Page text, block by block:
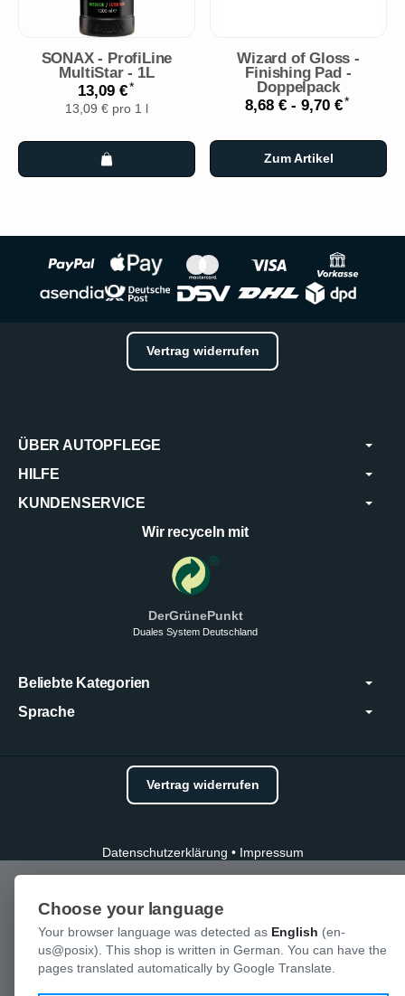
SONAX - ProfiLine
MultiStar - 1L
13,09 €*
13,09 € pro 1 l
Wizard of Gloss -
Finishing Pad -
Doppelpack
8,68 € - 9,70 €*
Zum Artikel
Vertrag widerrufen
ÜBER AUTOPFLEGE
HILFE
KUNDENSERVICE
Wir recyceln mit
DerGrünePunkt
Duales System Deutschland
Beliebte Kategorien
Sprache
Vertrag widerrufen
Datenschutzerklärung • Impressum
Choose your language
Your browser language was detected as English (en-
us@posix). This shop is written in German. You can have the
pages translated automatically by Google Translate.